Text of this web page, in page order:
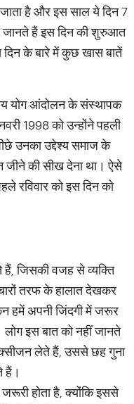
जाता है और इस साल ये दिन 7
जानते हैं इस दिन की शुरुआत
के बारे में कुछ खास बातें
योग आंदोलन के संस्थापक
1998 को उन्होंने पहली
उनका उद्देश्य समाज के
की सीख देना था। ऐसे
रविवार को इस दिन को
हैं, जिसकी वजह से व्यक्ति
तरफ के हालात देखकर
हमें अपनी जिंदगी में जरूर
इस बात को नहीं जानते
लेते हैं, उससे छह गुना
हैं।
होता है, क्योंकि इससे